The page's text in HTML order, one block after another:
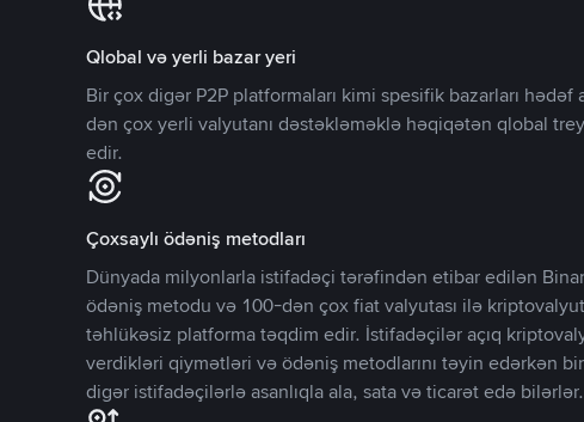
Qlobal və yerli bazar yeri
Bir çox digər P2P platformaları kimi spesifik bazarları hədəf
dən çox yerli valyutanı dəstəkləməklə həqiqətən qlobal
edir.
Çoxsaylı ödəniş metodları
Dünyada milyonlarla istifadəçi tərəfindən etibar edilən
ödəniş metodu və 100-dən çox fiat valyutası ilə
təhlükəsiz platforma təqdim edir. İstifadəçilər açıq
verdikləri qiymətləri və ödəniş metodlarını təyin edərkən
digər istifadəçilərlə asanlıqla ala, sata və ticarət edə bilərlər.